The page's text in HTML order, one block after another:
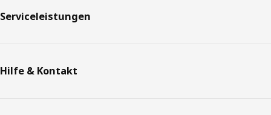
Serviceleistungen
Hilfe & Kontakt